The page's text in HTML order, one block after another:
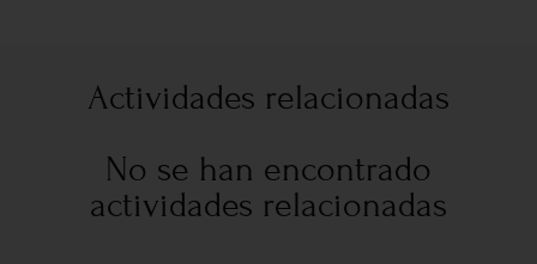
Actividades relacionadas
No se han encontrado
actividades relacionadas